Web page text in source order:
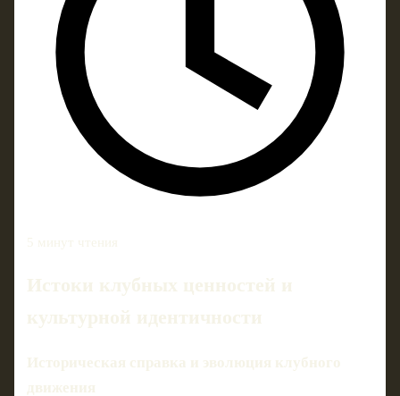
5 минут чтения
Истоки клубных ценностей и
культурной идентичности
Историческая справка и эволюция клубного
движения